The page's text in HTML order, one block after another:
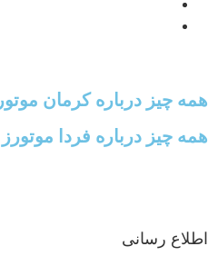
همه چیز درباره کرمان موتور
همه چیز درباره فردا موتورز
اطلاع رسانی